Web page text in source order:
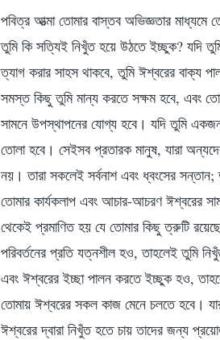
পবিত্র আত্মা তোমার বাস্তব অভিজ্ঞতার
তুমি কি সত্যিই নিখুঁত হয়ে উঠতে ইচ্ছুক? যদি
ত্যাগ করার সাহস থাকবে, তুমি ঈশ্বরের বাক্য
সমস্ত কিছু তুমি মান্য করতে সক্ষম হবে, এবং
সামনে উপস্থাপনের যোগ্য হবে। যদি তুমি
তোলা হবে। সেইসব প্রতারক মানুষ, যারা
নয়। তারা সকলেই সর্বনাশ এবং ধ্বংসের
তোমার কার্যকলাপ এবং আচার-আচরণ ঈশ্বরের
থেকেই প্রমাণিত হয় যে তোমার কিছু ত্রুটি
পরিবর্তনের প্রতি যত্নশীল হও, তাহলেই তুমি
এবং ঈশ্বরের ইচ্ছা পালন করতে ইচ্ছুক হও,
তোমায় ঈশ্বরের সকল কাজ মেনে চলতে হবে।
ঈশ্বরের দ্বারা নিখুঁত হতে চায় তাদের জন্য